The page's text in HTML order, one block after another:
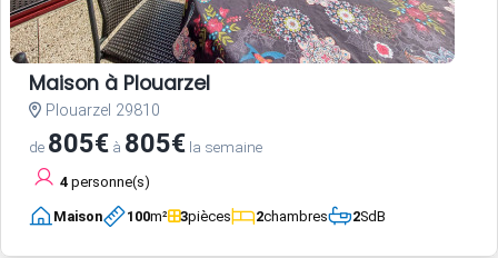
Maison à Plouarzel
Plouarzel 29810
de 805€ à 805€ la semaine
4 personne(s)
Maison 100m² 3pièces 2chambres 2SdB